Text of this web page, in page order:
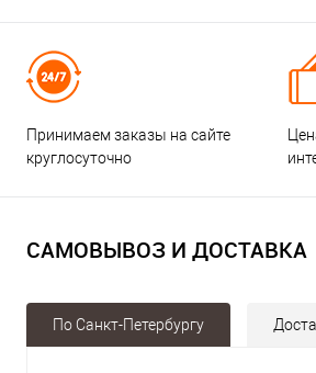
Принимаем заказы на сайте
круглосуточно
САМОВЫВОЗ И ДОСТАВКА
По Санкт-Петербургу